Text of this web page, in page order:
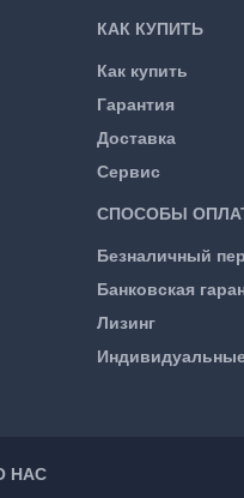
КАК КУПИТЬ
Как купить
Гарантия
Доставка
Сервис
СПОСОБЫ
Безналичный
Банковская
Лизинг
НАС